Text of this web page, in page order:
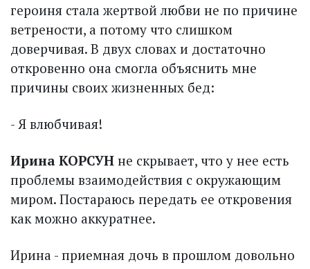
героиня стала жертвой любви не по причине
ветрености, а потому что слишком
доверчивая. В двух словах и достаточно
откровенно она смогла объяснить мне
причины своих жизненных бед:
- Я влюбчивая!
Ирина КОРСУН не скрывает, что у нее есть
проб­лемы взаимодействия с окружающим
миром. Постараюсь передать ее откровения
как можно аккуратнее.
Ирина - приемная дочь в прошлом довольно